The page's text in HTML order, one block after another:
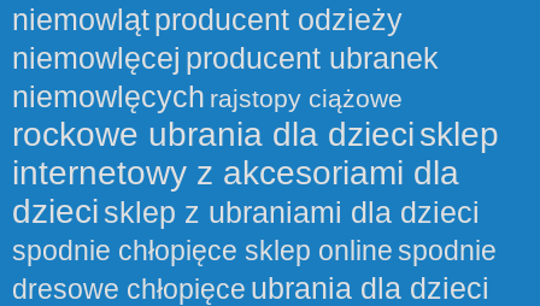
niemowlątproducent odzieży
niemowlęcej producent ubranek
niemowlęcych rajstopy ciążowe
rockowe ubrania dla dziecisklep
internetowy z akcesoriami dla
dzieci sklep z ubraniami dla dzieci
spodnie chłopięce sklep onlinespodnie
dresowe chłopięce ubrania dla dzieci